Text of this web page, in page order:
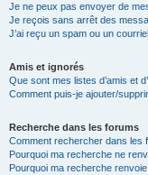
Je ne peux pas envoyer de
Je reçois sans arrêt des
J’ai reçu un spam ou un
Amis et ignorés
Que sont mes listes d’amis et
Comment puis-je ajouter/
Recherche dans les forums
Comment rechercher dans les
Pourquoi ma recherche ne
Pourquoi ma recherche